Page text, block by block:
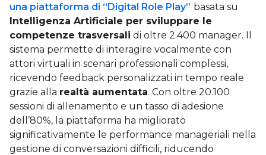
una piattaforma di “Digital Role Play” basata su
Intelligenza Artificiale per sviluppare le
competenze trasversali di oltre 2.400 manager. Il
sistema permette di interagire vocalmente con
attori virtuali in scenari professionali complessi,
ricevendo feedback personalizzati in tempo reale
grazie alla realtà aumentata. Con oltre 20.100
sessioni di allenamento e un tasso di adesione
dell’80%, la piattaforma ha migliorato
significativamente le performance manageriali nella
gestione di conversazioni difficili, riducendo